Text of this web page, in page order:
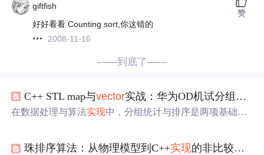
giftfish
好好看看 Counting sort,你这错的
2008-11-16
赞
——到底了——
C++ STL map与vector实战：华为OD机试分组统计与排序题解
在数据处理与算法实现中，分组统计与排序是两项基础且
技术的价值在于能高效处理海量数据，实现从原始记录到
珠排序算法：从物理模型到C++实现的非比较排序解析